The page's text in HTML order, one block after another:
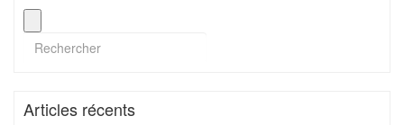
Articles récents